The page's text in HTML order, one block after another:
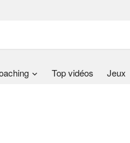
Top vidéos Jeux